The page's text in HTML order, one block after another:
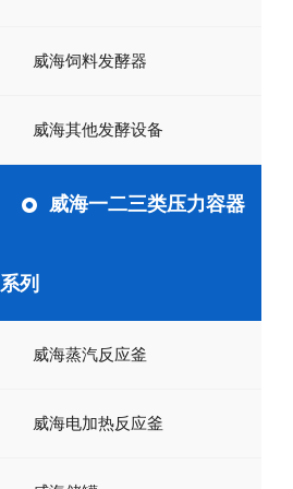
威海饲料发酵器
威海其他发酵设备
威海一二三类压力容器
系列
威海蒸汽反应釜
威海电加热反应釜